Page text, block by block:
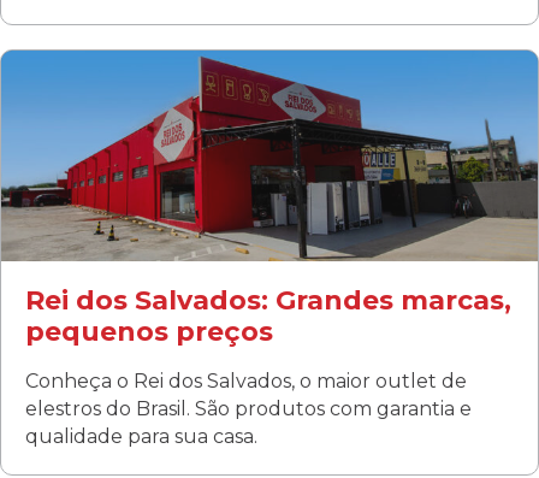
Fanny
Rua Albino Beatriz, 100 - Fanny, Curitiba –PR
Segunda a sábado: 09h00 às 19h00
Domingo: FECHADA
ÚLTIMOS DIAS DE LIQUIDAÇÃO!
(41) 3411-1754
(41) 99249-4620
Rei dos Salvados: Grandes marcas,
pequenos preços
Conheça o Rei dos Salvados, o maior outlet de
elestros do Brasil. São produtos com garantia e
qualidade para sua casa.